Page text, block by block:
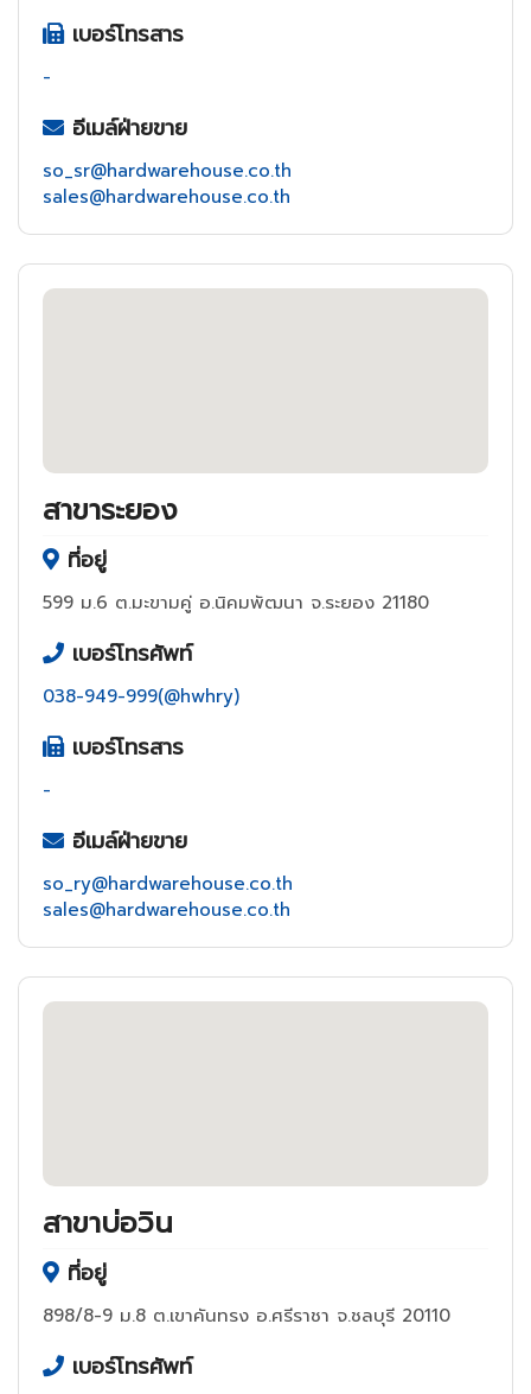
เบอร์โทรสาร
-
อีเมล์ฝ่ายขาย
so_sr@hardwarehouse.co.th
sales@hardwarehouse.co.th
สาขาระยอง
ที่อยู่
599 ม.6 ต.มะขามคู่ อ.นิคมพัฒนา จ.ระยอง 21180
เบอร์โทรศัพท์
038-949-999(@hwhry)
เบอร์โทรสาร
-
อีเมล์ฝ่ายขาย
so_ry@hardwarehouse.co.th
sales@hardwarehouse.co.th
สาขาบ่อวิน
ที่อยู่
898/8-9 ม.8 ต.เขาคันทรง อ.ศรีราชา จ.ชลบุรี 20110
เบอร์โทรศัพท์